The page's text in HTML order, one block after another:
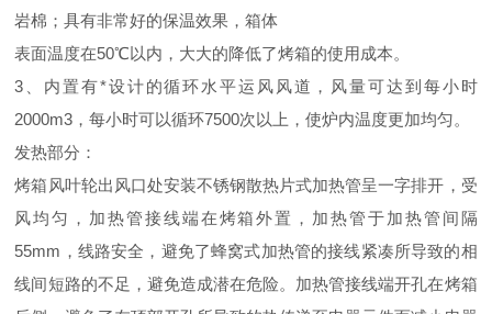
岩棉；具有非常好的保温效果，箱体
表面温度在50℃以内，大大的降低了烤箱的使用成本。
3、内置有*设计的循环水平运风风道，风量可达到每小时
2000m3，每小时可以循环7500次以上，使炉内温度更加均匀。
发热部分：
烤箱风叶轮出风口处安装不锈钢散热片式加热管呈一字排开，受
风均匀，加热管接线端在烤箱外置，加热管于加热管间隔
55mm，线路安全，避免了蜂窝式加热管的接线紧凑所导致的相
线间短路的不足，避免造成潜在危险。加热管接线端开孔在烤箱